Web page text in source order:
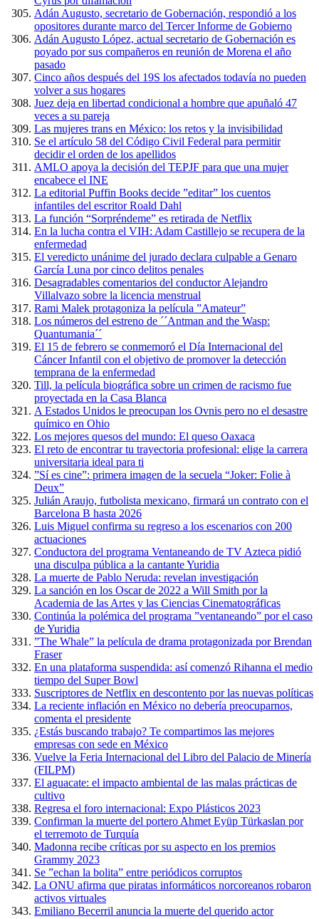
Adán Augusto, secretario de Gobernación, respondió a los
opositores durante marco del Tercer Informe de Gobierno
Adán Augusto López, actual secretario de Gobernación es
poyado por sus compañeros en reunión de Morena el año
pasado
Cinco años después del 19S los afectados todavía no pueden
volver a sus hogares
Juez deja en libertad condicional a hombre que apuñaló 47
veces a su pareja
Las mujeres trans en México: los retos y la invisibilidad
Se el artículo 58 del Código Civil Federal para permitir
decidir el orden de los apellidos
AMLO apoya la decisión del TEPJF para que una mujer
encabece el INE
La editorial Puffin Books decide ”editar” los cuentos
infantiles del escritor Roald Dahl
La función “Sorpréndeme” es retirada de Netflix
En la lucha contra el VIH: Adam Castillejo se recupera de la
enfermedad
El veredicto unánime del jurado declara culpable a Genaro
García Luna por cinco delitos penales
Desagradables comentarios del conductor Alejandro
Villalvazo sobre la licencia menstrual
Rami Malek protagoniza la película ”Amateur”
Los números del estreno de ´´Antman and the Wasp:
Quantumania´´
El 15 de febrero se conmemoró el Día Internacional del
Cáncer Infantil con el objetivo de promover la detección
temprana de la enfermedad
Till, la película biográfica sobre un crimen de racismo fue
proyectada en la Casa Blanca
A Estados Unidos le preocupan los Ovnis pero no el desastre
químico en Ohio
Los mejores quesos del mundo: El queso Oaxaca
El reto de encontrar tu trayectoria profesional: elige la carrera
universitaria ideal para ti
”Sí es cine”: primera imagen de la secuela “Joker: Folie à
Deux”
Julián Araujo, futbolista mexicano, firmará un contrato con el
Barcelona B hasta 2026
Luis Miguel confirma su regreso a los escenarios con 200
actuaciones
Conductora del programa Ventaneando de TV Azteca pidió
una disculpa pública a la cantante Yuridia
La muerte de Pablo Neruda: revelan investigación
La sanción en los Oscar de 2022 a Will Smith por la
Academia de las Artes y las Ciencias Cinematográficas
Continúa la polémica del programa ”ventaneando” por el caso
de Yuridia
”The Whale” la película de drama protagonizada por Brendan
Fraser
En una plataforma suspendida: así comenzó Rihanna el medio
tiempo del Super Bowl
Suscriptores de Netflix en descontento por las nuevas políticas
La reciente inflación en México no debería preocuparnos,
comenta el presidente
¿Estás buscando trabajo? Te compartimos las mejores
empresas con sede en México
Vuelve la Feria Internacional del Libro del Palacio de Minería
(FILPM)
El aguacate: el impacto ambiental de las malas prácticas de
cultivo
Regresa el foro internacional: Expo Plásticos 2023
Confirman la muerte del portero Ahmet Eyüp Türkaslan por
el terremoto de Turquía
Madonna recibe críticas por su aspecto en los premios
Grammy 2023
Se ”echan la bolita” entre periódicos corruptos
La ONU afirma que piratas informáticos norcoreanos robaron
activos virtuales
Emiliano Becerril anuncia la muerte del querido actor